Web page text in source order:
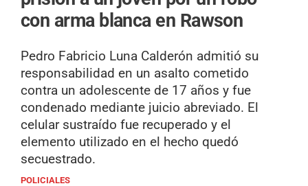
con arma blanca en Rawson
Pedro Fabricio Luna Calderón admitió su
responsabilidad en un asalto cometido
contra un adolescente de 17 años y fue
condenado mediante juicio abreviado. El
celular sustraído fue recuperado y el
elemento utilizado en el hecho quedó
secuestrado.
POLICIALES